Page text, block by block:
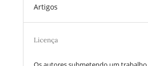
Artigos
Licença